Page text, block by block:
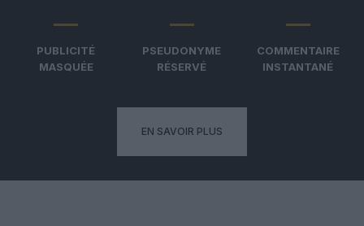
PUBLICITÉ
MASQUÉE
PSEUDONYME
RÉSERVÉ
COMMENTAIRE
INSTANTANÉ
EN SAVOIR PLUS